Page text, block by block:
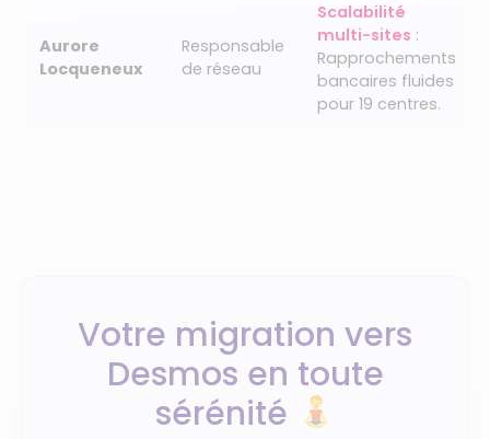
Aurore
Locqueneux
Responsable
de réseau
Scalabilité
multi-sites :
Rapprochements
bancaires fluides
pour 19 centres.
Votre migration vers
Desmos en toute
sérénité